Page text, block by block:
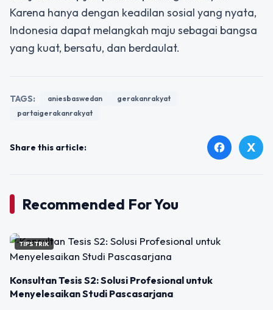
Karena hanya dengan keadilan sosial yang nyata,
Indonesia dapat melangkah maju sebagai bangsa
yang kuat, bersatu, dan berdaulat.
TAGS: aniesbaswedan
gerakanrakyat
partaigerakanrakyat
Share this article: facebook X
Recommended For You
TIPS TRIK
Konsultan Tesis S2: Solusi Profesional untuk
Menyelesaikan Studi Pascasarjana